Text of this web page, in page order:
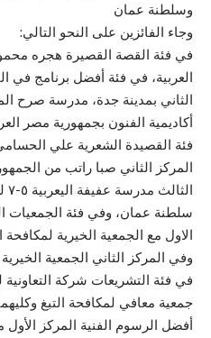
وسلطنة عمان
وجاء الفائزين على النحو التالي:
في فئة القصة القصيرة هجره
العربية، في فئة أفضل برنامج في
أكاديمية الفنون بجمهورية مصر
فئة القصيدة الشعرية علي
المركز الثاني صبا راتب من
سلطنة عمان، وفي فئة الجمعيات
الاول مع الجمعية الخيرية
وفي المركز الثاني الجمعية
في فئة التشريعات شركة التعاونية
جمعية معافي لمكافحة التبغ
أفضل الرسوم الفنية المركز